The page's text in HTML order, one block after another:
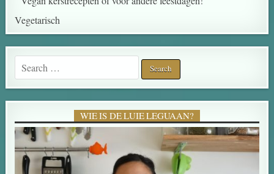
Vegetarisch
Search for:
WIE IS DE LUIE LEGUAAN?